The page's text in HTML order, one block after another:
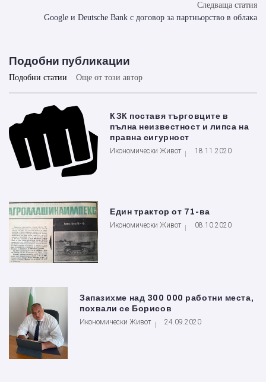
Следваща статия
Google и Deutsche Bank с договор за партньорство в облака
Подобни публикации
Подобни статии Още от този автор
КЗК поставя търговците в
пълна неизвестност и липса на
правна сигурност
Икономически Живот 18.11.2020
Един трактор от 71-ва
Икономически Живот 08.10.2020
Запазихме над 300 000 работни места,
похвали се Борисов
Икономически Живот 24.09.2020